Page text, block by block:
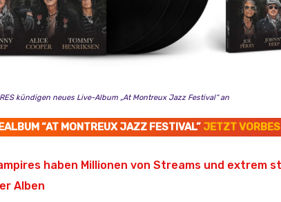
kündigen neues Live-Album „At Montreux Jazz Festival“ an
“AT MONTREUX JAZZ FESTIVAL” JETZT
haben Millionen von Streams und extrem
Alben